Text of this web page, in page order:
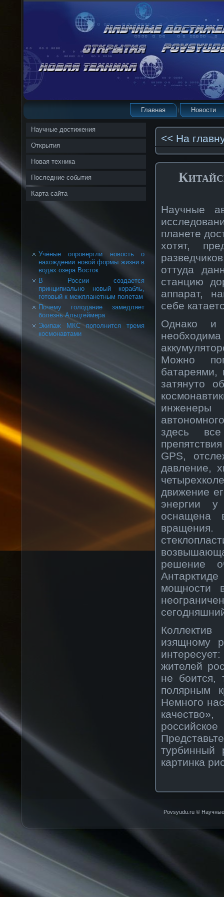
Главная Новости
Научные достижения
Открытия
Новая техника
Последние события
Карта сайта
Учёные опровергли новость о
нахождении новой формы жизни в
водах озера Восток
В России создается
принципиально новый корабль,
готовый к межпланетным полетам
Почему голодание замедляет
болезнь Альцгеймера
Экипаж МКС пополнится тремя
космонавтами
<< На
Научные
планете
хотят,
оттуда
станцию
аппарат,
себе
Однако и
Можно
батареями,
затянуто
здесь
GPS,
давление,
движение
энергии
оснащена
решение
мощности
изящному
жителей
не боится,
полярным
Немного
картинка
Povsyudu.ru © Научные